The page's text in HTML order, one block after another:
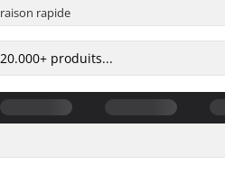
rapide